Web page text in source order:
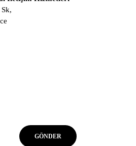
GÖNDER